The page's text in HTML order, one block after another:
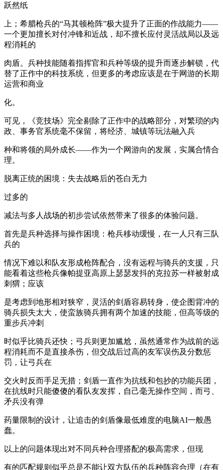
跃然纸
上；希腊枪兵的“马其顿枪阵”极大提升了正面的作战能力——
一个更加擅长对付冲锋和近战，却不擅长应付灵活战局以及远
程消耗的
肉盾。兵种技能随着指挥官和兵种等级的提升而逐步解锁，代
替了正作中的科技系统，但更多的考虑应该是在于网游的长期
运营和商业
化。
可见，《竞技场》完全剔除了正作中的战略部分，对繁琐的内
政、事务官系统毫不保留，将经济、城镇等玩法融入兵
种和将领的局外成长——作为一个网游向的发展，实属合情合
理。
脱离正统的困境：失去战略后的苍白无力
过多的
减法与多人战场的初步尝试依然带来了很多的体验问题。
首先是兵种选择与操作困境：枪兵移动缓慢，在一人只有三队
兵的
情况下难以和队友形成枪阵配合，没有远程与骑兵的支援，只
能看着这些枪兵像帕提亚高原上瑟瑟发抖的克拉苏一样被射成
刺猬；应该
是考虑到地形相对狭窄，灵活的剑盾容易转身，使企图背冲的
骑兵损失太大，使蛮族骑兵拥有两个加速的技能，但高等级的
重步兵冲刺
时似乎比骑兵还快；弓兵则更加尴尬，虽然通常作为战前的远
程消耗而不是直接杀伤，但交战后过高的友军误伤及分数惩
罚，让弓兵在
交火时反而手足无措；剑盾一直作为抗线和包抄的功能兵团，
在抗线时只能傻傻的看队友发挥，自己毫无操作空间，而弓、
矛兵没有弹
药量限制的设计，让追击的剑盾像最低难度的电脑AI一般愚
蠢。
以上的问题体现出对不同兵种合理搭配的极高需求，但现
有的匹配规则似乎总是不能让双方队伍的兵种阵容合理（在有